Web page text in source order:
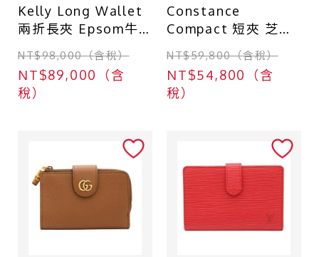
Kelly Long Wallet
兩折長夾 Epsom牛
皮 金棕色 金扣 A刻
【HERMES 愛馬
仕】
NT$98,000（含稅）
NT$89,000（含
稅）
Constance
Compact 短夾 芝麻
色 Tadelakt 牛皮 C
刻 金釦【HERMES
愛馬仕】
NT$59,800（含稅）
NT$54,800（含
稅）